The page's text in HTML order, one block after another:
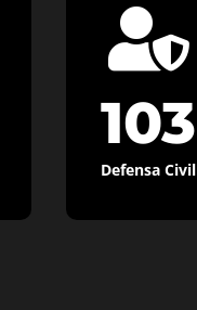

103
Defensa Civil